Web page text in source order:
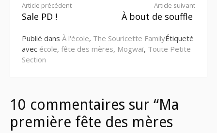
Lire
suite
Article précédent
Sale PD !
Article suivant
À bout de souffle
Publié dans À l'école, The Souricette FamilyÉtiqueté
avec école, fête des mères, Mogwaï, Toute Petite
Section
10 commentaires sur “Ma
première fête des mères